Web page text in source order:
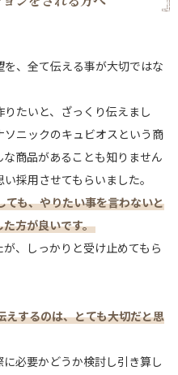
、全て伝える事が大切ではな
たいと、ざっくり伝えまし
ニックのキュビオスという商
商品があることも知りません
採用させてもらいました。
も、やりたい事を言わないと
方が良いです。
、しっかりと受け止めてもら
するのは、とても大切だと思
必要かどうか検討し引き算し